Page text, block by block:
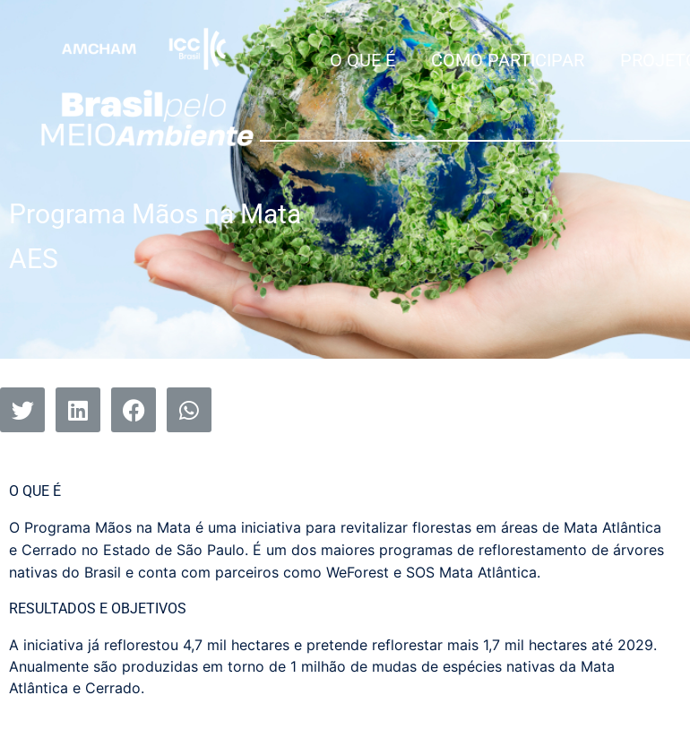
O QUE É COMO PARTICIPAR
Programa Mãos na Mata
AES
O QUE É
O Programa Mãos na Mata é uma iniciativa para revitalizar florestas em áreas de Mata Atlântica
e Cerrado no Estado de São Paulo. É um dos maiores programas de reflorestamento de árvores
nativas do Brasil e conta com parceiros como WeForest e SOS Mata Atlântica.
RESULTADOS E OBJETIVOS
A iniciativa já reflorestou 4,7 mil hectares e pretende reflorestar mais 1,7 mil hectares até 2029.
Anualmente são produzidas em torno de 1 milhão de mudas de espécies nativas da Mata
Atlântica e Cerrado.